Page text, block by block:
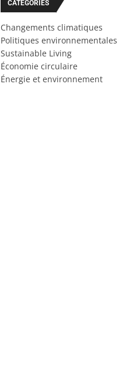
CATÉGORIES
Changements climatiques
Politiques environnementales
Sustainable Living
Économie circulaire
Énergie et environnement